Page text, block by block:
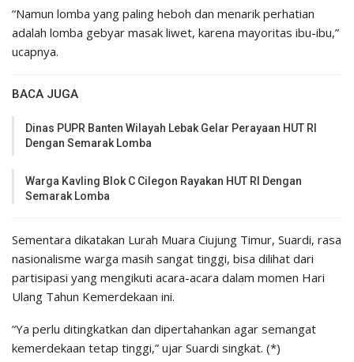
“Namun lomba yang paling heboh dan menarik perhatian
adalah lomba gebyar masak liwet, karena mayoritas ibu-ibu,”
ucapnya.
BACA JUGA
Dinas PUPR Banten Wilayah Lebak Gelar Perayaan HUT RI
Dengan Semarak Lomba
Warga Kavling Blok C Cilegon Rayakan HUT RI Dengan
Semarak Lomba
Sementara dikatakan Lurah Muara Ciujung Timur, Suardi, rasa
nasionalisme warga masih sangat tinggi, bisa dilihat dari
partisipasi yang mengikuti acara-acara dalam momen Hari
Ulang Tahun Kemerdekaan ini.
“Ya perlu ditingkatkan dan dipertahankan agar semangat
kemerdekaan tetap tinggi,” ujar Suardi singkat. (*)